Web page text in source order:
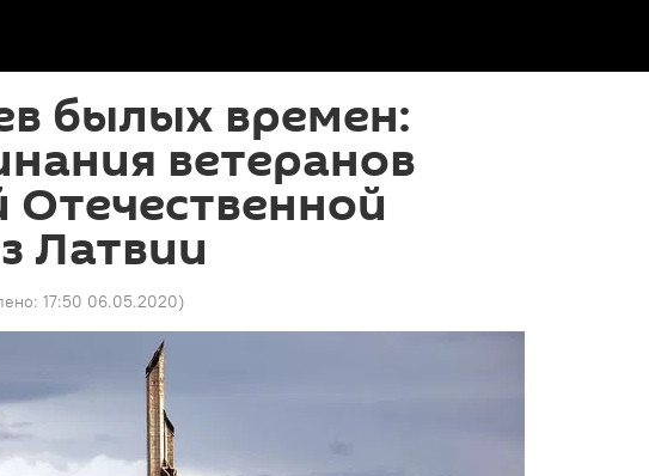
былых времен:
ветеранов
Отечественной
Латвии
17:50 06.05.2020)